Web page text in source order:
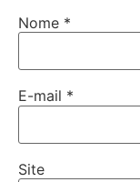
Nome *
E-mail *
Site